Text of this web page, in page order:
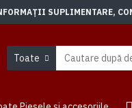
SUPLIMENTARE,
Toate